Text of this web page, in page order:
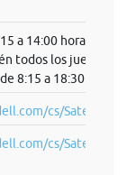
a 14:00 horas. De
todos los jueves en
8:15 a 18:30 horas.
cs/Satellite/
cs/Satel...